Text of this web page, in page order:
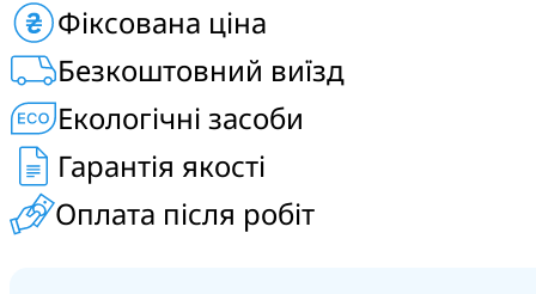
Фіксована ціна
Безкоштовний виїзд
Екологічні засоби
Гарантія якості
Оплата після робіт